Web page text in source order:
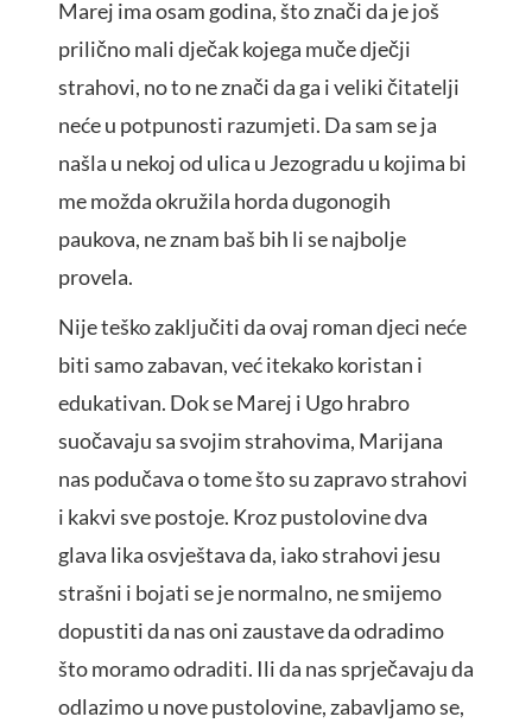
Marej ima osam godina, što znači da je još
prilično mali dječak kojega muče dječji
strahovi, no to ne znači da ga i veliki čitatelji
neće u potpunosti razumjeti. Da sam se ja
našla u nekoj od ulica u Jezogradu u kojima bi
me možda okružila horda dugonogih
paukova, ne znam baš bih li se najbolje
provela.
Nije teško zaključiti da ovaj roman djeci neće
biti samo zabavan, već itekako koristan i
edukativan. Dok se Marej i Ugo hrabro
suočavaju sa svojim strahovima, Marijana
nas podučava o tome što su zapravo strahovi
i kakvi sve postoje. Kroz pustolovine dva
glava lika osvještava da, iako strahovi jesu
strašni i bojati se je normalno, ne smijemo
dopustiti da nas oni zaustave da odradimo
što moramo odraditi. Ili da nas sprječavaju da
odlazimo u nove pustolovine, zabavljamo se,